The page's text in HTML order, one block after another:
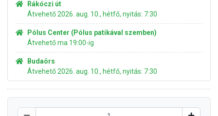
Rákóczi út
Átvehető 2026. aug. 10., hétfő, nyitás: 7:30
Pólus Center (Pólus patikával szemben)
Átvehető ma 19:00-ig
Budaörs
Átvehető 2026. aug. 10., hétfő, nyitás: 7:30